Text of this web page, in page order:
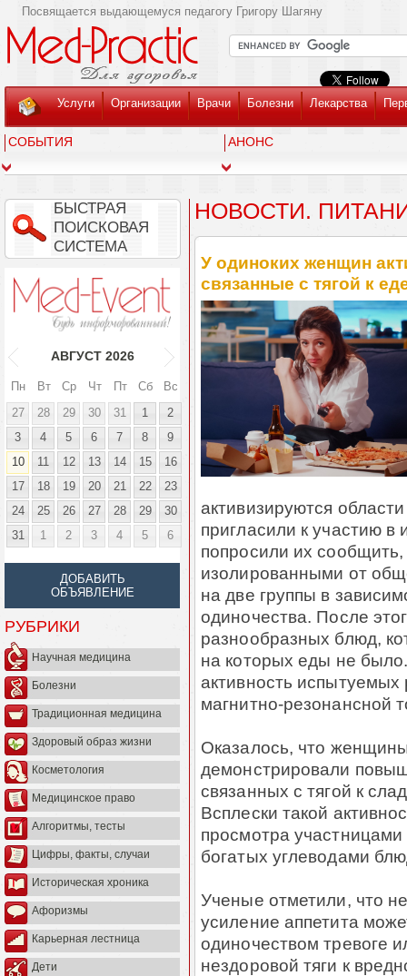
Посвящается выдающемуся педагогу Григору Шагяну
Услуги Организации Врачи Болезни Лекарства
СОБЫТИЯ АНОНС
БЫСТРАЯ
ПОИСКОВАЯ
СИСТЕМА
АВГУСТ 2026
Пн Вт Ср Чт Пт Сб
Вс
27
28 29 30 31 1
2
3
4 5 6 7 8
9
10
11 12 13 14 15
16
17
18 19 20 21 22
23
24
25 26 27 28 29
30
31
1 2 3 4 5 6
ДОБАВИТЬ
ОБЪЯВЛЕНИЕ
РУБРИКИ
Научная медицина
Болезни
Традиционная медицина
Здоровый образ жизни
Косметология
Медицинское право
Алгоритмы, тесты
Цифры, факты, случаи
Историческая хроника
Афоризмы
Карьерная лестница
Дети
НОВОСТИ.
У одиноких женщин
связанные с тягой к
активизируются
пригласили к участию
попросили их
изолированными от
на две группы в
одиночества. После
разнообразных блюд,
на которых еды не
активность
магнитно-резонансной
Оказалось, что
демонстрировали
связанных с тягой к
Всплески такой
просмотра
богатых углеводами
Ученые отметили, что
усиление аппетита
одиночеством тревоге
нездоровой тяги к